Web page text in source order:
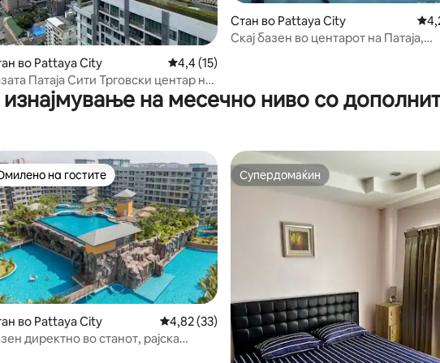
4,67 од 5, 6 рецензии
во Pattaya City Просечна оцена: 4,4 од 5, 15 рецензии
4,4 (15)
Патаја Сити Трговски центар на
кат со поглед кон океанот 1
соба 1 дневна соба со кујнски
Стан во Pattaya City
Скај базен во центарот на Патаја,
на месечно ниво со
4,86 од 5, 7 рецензии
на гостите
на гостите
во Pattaya City Просечна оцена: 4,82 од 5, 33 рецензии
4,82 (33)
директно во станот, рајска
Супердомаќин
Супердомаќин